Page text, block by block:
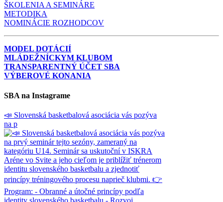
ŠKOLENIA A SEMINÁRE
METODIKA
NOMINÁCIE ROZHODCOV
MODEL DOTÁCIÍ
MLÁDEŽNÍCKYM KLUBOM
TRANSPARENTNÝ ÚČET SBA
VÝBEROVÉ KONANIA
SBA na Instagrame
📣 Slovenská basketbalová asociácia vás pozýva
na p